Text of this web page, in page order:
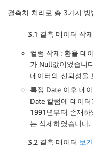
결측치 처리로 총 3가지
3.1 결측 데이터 삭제
컬럼 삭제: 환율 데
가 Null값이었습니
데이터의 신뢰성을
특정 Date 이후 데
Date 칼럼에 데이
1991년부터 존재
는 삭제하였습니다.
3.2 결측 데이터 보